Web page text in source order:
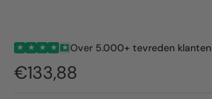
★ ★ ★ ★ ★ Over 5.000+ tevreden klanten
€133,88